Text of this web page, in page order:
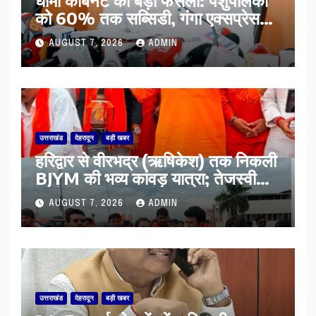
को 60% तक सब्सिडी, गंगा एक्सप्रेसवे
का हरिद्वार तक होगा विस्तार
AUGUST 7, 2026 ADMIN
उत्तराखंड देहरादून बड़ी खबर
​हरिद्वार से वीरभद्र (ऋषिकेश) तक निकली
BJYM की भव्य कांवड़ यात्रा; तेजस्वी
सूर्या ने की देश व प्रदेशवासियों के कल्याण
की कामना
AUGUST 7, 2026 ADMIN
उत्तराखंड देहरादून बड़ी खबर